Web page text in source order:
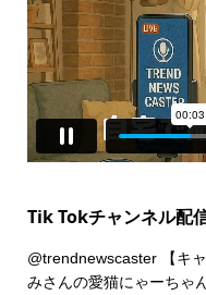
Tik Tokチャンネル配
@trendnewscaster【キ
みさんの愛猫にゃーち